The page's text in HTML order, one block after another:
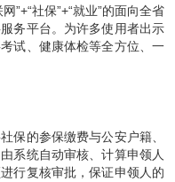
”+“社保”+“就业”的面向全省
务平台。为许多使用者出示
试、健康体检等全方位、一
保的参保缴费与公安户籍、
系统自动审核、计算申领人
行复核审批，保证申领人的